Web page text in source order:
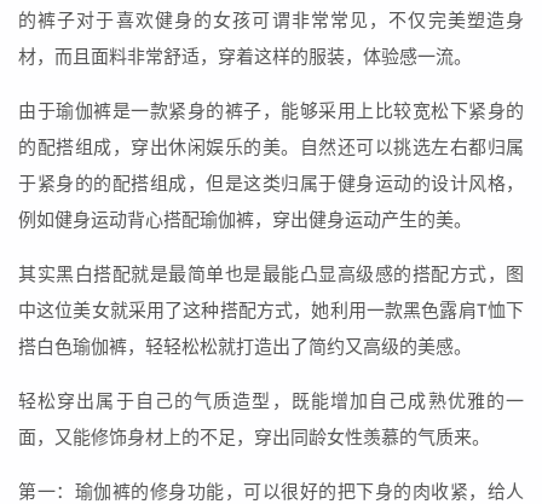
的裤子对于喜欢健身的女孩可谓非常常见，不仅完美塑造身
材，而且面料非常舒适，穿着这样的服装，体验感一流。
由于瑜伽裤是一款紧身的裤子，能够采用上比较宽松下紧身的
的配搭组成，穿出休闲娱乐的美。自然还可以挑选左右都归属
于紧身的的配搭组成，但是这类归属于健身运动的设计风格，
例如健身运动背心搭配瑜伽裤，穿出健身运动产生的美。
其实黑白搭配就是最简单也是最能凸显高级感的搭配方式，图
中这位美女就采用了这种搭配方式，她利用一款黑色露肩T恤下
搭白色瑜伽裤，轻轻松松就打造出了简约又高级的美感。
轻松穿出属于自己的气质造型，既能增加自己成熟优雅的一
面，又能修饰身材上的不足，穿出同龄女性羡慕的气质来。
第一：瑜伽裤的修身功能，可以很好的把下身的肉收紧，给人